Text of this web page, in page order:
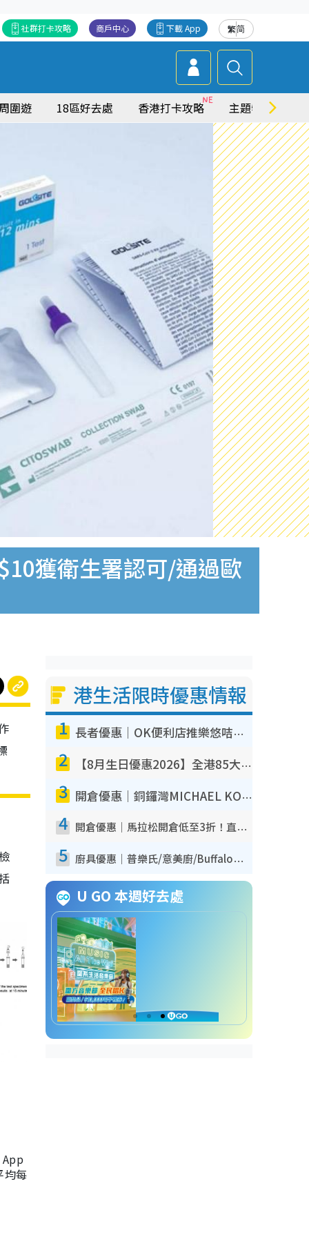
繁简
下載 App
商戶中心
社群打卡攻略
圍遊 18區好去處 香港打卡攻略 主題特集
獲衛生署認可/通過歐
均每
港生活限時優惠情報
1 長者優惠｜OK便利店推樂悠咭優惠！買麵包/牛奶/保健品拍卡即減
2 【8月生日優惠2026】全港85大食買玩著數攻略 自助餐/火鍋放題同行免費＋誠品/DONKI送現金券
3 開倉優惠｜銅鑼灣MICHAEL KORS開倉低至17折！直擊$500起買手袋/銀包/鞋款 必買經典Jet Set系列
4 開倉優惠｜馬拉松開倉低至3折！直擊$99起買adidas／New Balance／Puma鞋款 STANLEY保溫杯劈價至$119起
5 廚具優惠｜普樂氏/意美廚/Buffalo廚具低至3折！$89起買煎鍋／炒鑊／個人鍋 同場小家電激減至$99起
U GO 本週好去處